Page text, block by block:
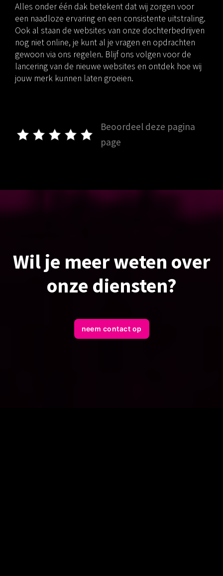
Alles onder één dak betekent dat wij zorgen voor
een naadloze ervaring en een consistente uitstraling.
Ook al staan de websites van onze dochterbedrijven
nog niet online, je kunt al je vragen en opdrachten
gewoon via ons regelen. Blijf ons volgen voor de
lancering van de nieuwe websites en ontdek hoe wij
jouw merk kunnen laten groeien.
Beoordeel deze pagina
page
Wil je meer weten over
onze diensten?
neem contact op